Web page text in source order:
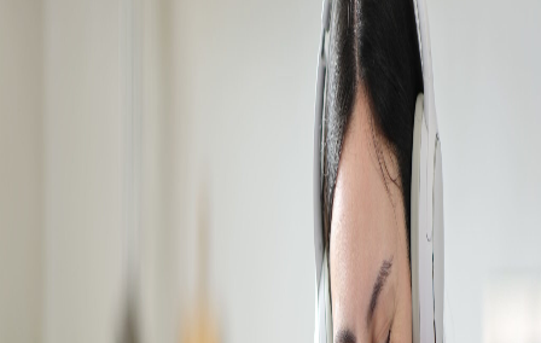
SOLICITE INFORMAÇÕES
LOGIN